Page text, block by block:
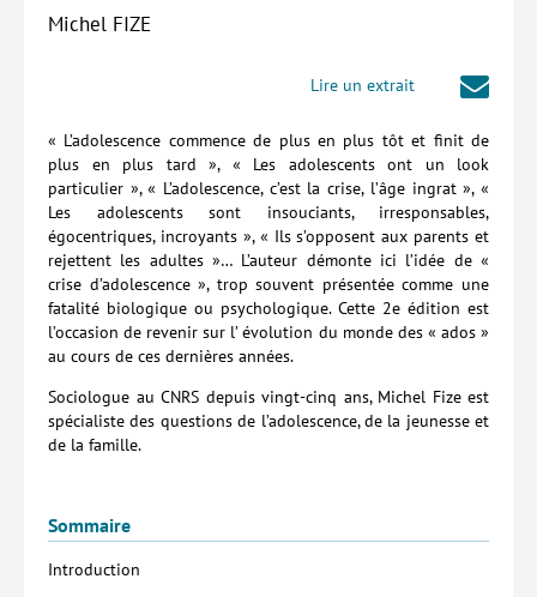
Hors collection
CONTACT
NEWSLETTER
POLITIQUE DE CONFIDENTIALITÉ
MENTIONS LÉGALES
Michel FIZE
Lire un extrait
« L’adolescence commence de plus en plus tôt et finit de
plus en plus tard », « Les adolescents ont un look
particulier », « L’adolescence, c’est la crise, l’âge ingrat », «
Les adolescents sont insouciants, irresponsables,
égocentriques, incroyants », « Ils s’opposent aux parents et
rejettent les adultes »… L’auteur démonte ici l’idée de «
crise d’adolescence », trop souvent présentée comme une
fatalité biologique ou psychologique. Cette 2e édition est
l’occasion de revenir sur l’ évolution du monde des « ados »
au cours de ces dernières années.
Sociologue au CNRS depuis vingt-cinq ans, Michel Fize est
spécialiste des questions de l’adolescence, de la jeunesse et
de la famille.
Sommaire
Introduction